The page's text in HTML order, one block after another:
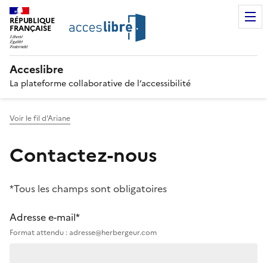
RÉPUBLIQUE
FRANÇAISE
Acceslibre
La plateforme collaborative de l’accessibilité
Voir le fil d'Ariane
Contactez-nous
*Tous les champs sont obligatoires
Adresse e-mail*
Format attendu : adresse@herbergeur.com